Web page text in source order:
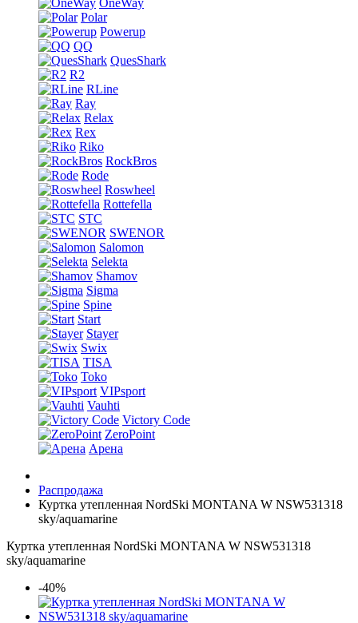
OneWay
Polar
Powerup
QQ
QuesShark
R2
RLine
Ray
Relax
Rex
Riko
RockBros
Rode
Roswheel
Rottefella
STC
SWENOR
Salomon
Selekta
Shamov
Sigma
Spine
Start
Stayer
Swix
TISA
Toko
VIPsport
Vauhti
Victory Code
ZeroPoint
Арена
Распродажа
Куртка утепленная NordSki MONTANA W NSW531318
sky/aquamarine
Куртка утепленная NordSki MONTANA W NSW531318
sky/aquamarine
-40%